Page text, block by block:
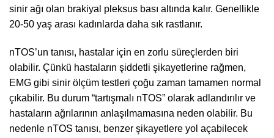
sinir ağı olan brakiyal pleksus bası altında kalır. Genellikle
20-50 yaş arası kadınlarda daha sık rastlanır.
nTOS’un tanısı, hastalar için en zorlu süreçlerden biri
olabilir. Çünkü hastaların şiddetli şikayetlerine rağmen,
EMG gibi sinir ölçüm testleri çoğu zaman tamamen normal
çıkabilir. Bu durum “tartışmalı nTOS” olarak adlandırılır ve
hastaların ağrılarının anlaşılmamasına neden olabilir. Bu
nedenle nTOS tanısı, benzer şikayetlere yol açabilecek